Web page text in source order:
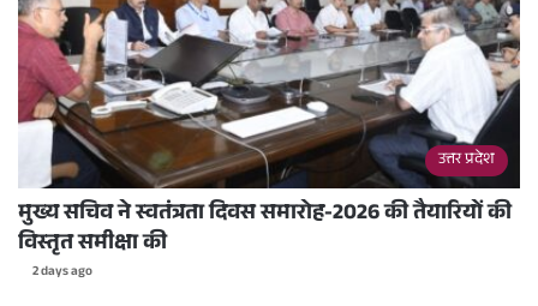
उत्तर प्रदेश
मुख्य सचिव ने स्वतंत्रता दिवस समारोह-2026 की तैयारियों की
विस्तृत समीक्षा की
2 days ago